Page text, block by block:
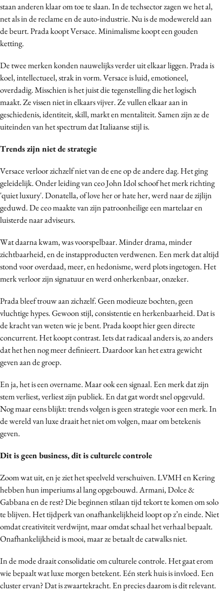
Craft
Customer Experience
Data & Insights
Digital transformation
Diversiteit
Effectiviteit
Gedragsverandering
Influencer marketing
Media
Merkstrategie
PR
Programmatic
Reputatie & crisis
staan anderen klaar om toe te slaan. In de techsector zagen we het al,
net als in de reclame en de auto-industrie. Nu is de modewereld aan
de beurt. Prada koopt Versace. Minimalisme koopt een gouden
ketting.
De twee merken konden nauwelijks verder uit elkaar liggen. Prada is
koel, intellectueel, strak in vorm. Versace is luid, emotioneel,
overdadig. Misschien is het juist die tegenstelling die het logisch
maakt. Ze vissen niet in elkaars vijver. Ze vullen elkaar aan in
geschiedenis, identiteit, skill, markt en mentaliteit. Samen zijn ze de
uiteinden van het spectrum dat Italiaanse stijl is.
Trends zijn niet de strategie
Versace verloor zichzelf niet van de ene op de andere dag. Het ging
geleidelijk. Onder leiding van ceo John Idol schoof het merk richting
'quiet luxury'. Donatella, of love her or hate her, werd naar de zijlijn
geduwd. De ceo maakte van zijn patroonheilige een martelaar en
luisterde naar adviseurs.
Wat daarna kwam, was voorspelbaar. Minder drama, minder
zichtbaarheid, en de instapproducten verdwenen. Een merk dat altijd
stond voor overdaad, meer, en hedonisme, werd plots ingetogen. Het
merk verloor zijn signatuur en werd onherkenbaar, onzeker.
Prada bleef trouw aan zichzelf. Geen modieuze bochten, geen
vluchtige hypes. Gewoon stijl, consistentie en herkenbaarheid. Dat is
de kracht van weten wie je bent. Prada koopt hier geen directe
concurrent. Het koopt contrast. Iets dat radicaal anders is, zo anders
dat het hen nog meer definieert. Daardoor kan het extra gewicht
geven aan de groep.
En ja, het is een overname. Maar ook een signaal. Een merk dat zijn
stem verliest, verliest zijn publiek. En dat gat wordt snel opgevuld.
Nog maar eens blijkt: trends volgen is geen strategie voor een merk. In
de wereld van luxe draait het niet om volgen, maar om betekenis
geven.
Dit is geen business, dit is culturele controle
Zoom wat uit, en je ziet het speelveld verschuiven. LVMH en Kering
hebben hun imperiums al lang opgebouwd. Armani, Dolce &
Gabbana en de rest? Die beginnen stilaan tijd tekort te komen om solo
te blijven. Het tijdperk van onafhankelijkheid loopt op z’n einde. Niet
omdat creativiteit verdwijnt, maar omdat schaal het verhaal bepaalt.
Onafhankelijkheid is mooi, maar ze betaalt de catwalks niet.
In de mode draait consolidatie om culturele controle. Het gaat erom
wie bepaalt wat luxe morgen betekent. Eén sterk huis is invloed. Een
cluster ervan? Dat is zwaartekracht. En precies daarom is dit relevant.